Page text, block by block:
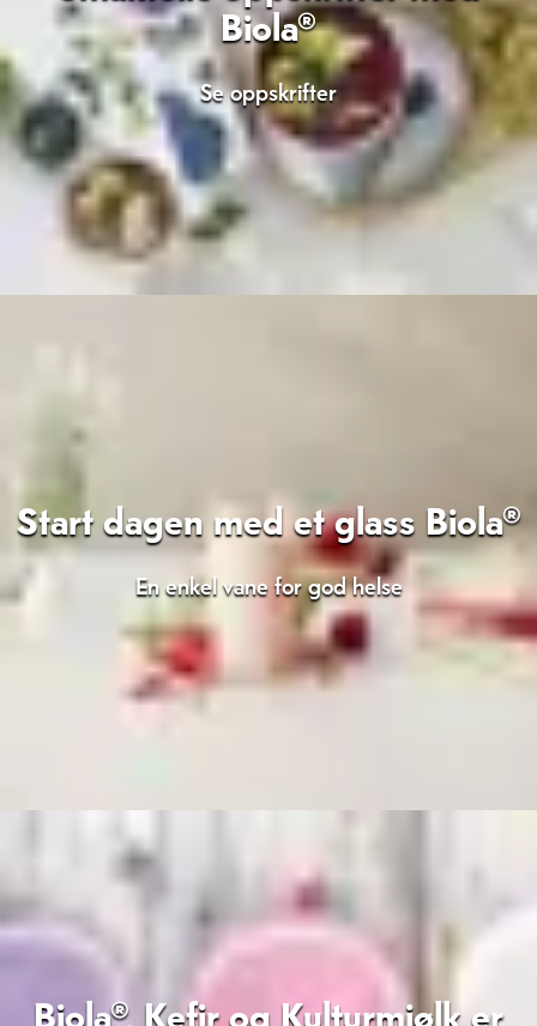
Biola®
Se oppskrifter
Start dagen med et glass Biola®
En enkel vane for god helse
Biola®, Kefir og Kulturmjølk er